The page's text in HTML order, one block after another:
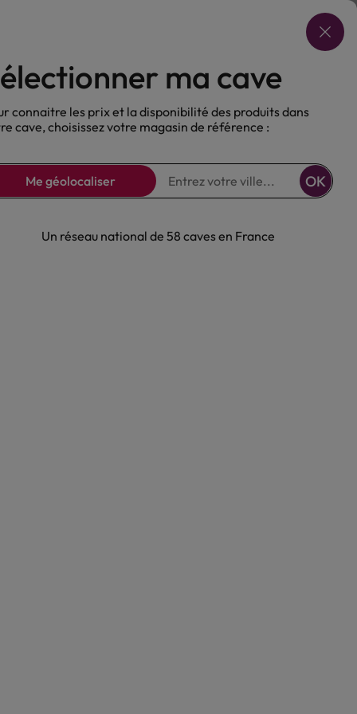
Choisir ma cave
Nos Bières Sans alcool
à base de
Silva 40°
à base de Rhum
centrale, Secha de la Silva
infusée naturellement avec des
et boisés de la jungle.
ma cave
connaitre les prix et la disponibilité des produits dans
cave, choisissez votre magasin de référence :
Me géolocaliser OK
Un réseau national de 58 caves en France